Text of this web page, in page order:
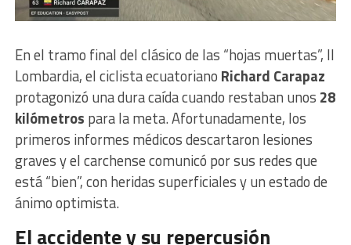
En el tramo final del clásico de las “hojas muertas”, Il
Lombardia, el ciclista ecuatoriano Richard Carapaz
protagonizó una dura caída cuando restaban unos 28
kilómetros para la meta. Afortunadamente, los
primeros informes médicos descartaron lesiones
graves y el carchense comunicó por sus redes que
está “bien”, con heridas superficiales y un estado de
ánimo optimista.
El accidente y su repercusión